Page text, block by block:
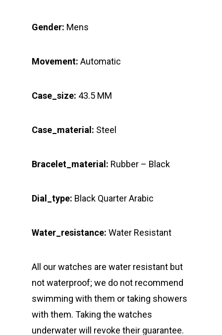
Gender: Mens
Movement: Automatic
Case_size: 43.5 MM
Case_material: Steel
Bracelet_material: Rubber – Black
Dial_type: Black Quarter Arabic
Water_resistance: Water Resistant
All our watches are water resistant but
not waterproof; we do not recommend
swimming with them or taking showers
with them. Taking the watches
underwater will revoke their guarantee.